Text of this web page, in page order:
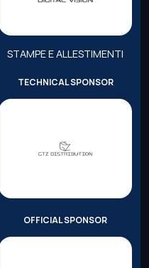
STAMPE E ALLESTIMENTI
TECHNICAL SPONSOR
OFFICIAL SPONSOR